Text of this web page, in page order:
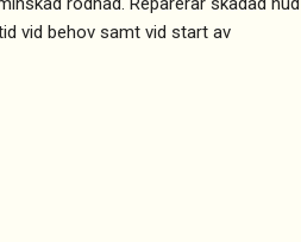
vid behov samt vid start av